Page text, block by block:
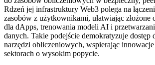
Rdzeń jej infrastruktury Web3 polega na
zasobów z użytkownikami, ułatwiając złożone
dla dApps, trenowania modeli AI i
danych. Takie podejście demokratyzuje dostęp
narzędzi obliczeniowych, wspierając
sektorach o wysokim popycie.